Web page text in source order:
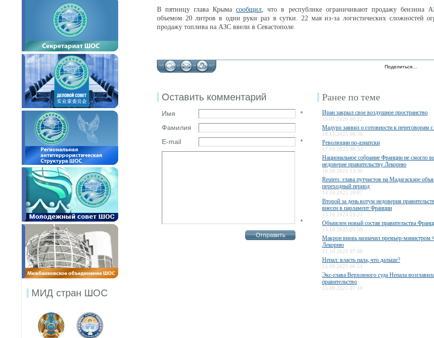
МИД стран ШОС
В пятницу глава Крымасообщил, что в республике ограничивают продажу бензина
объемом 20 литров в одни руки раз в сутки. 22 мая из-за логистических сложностей
продажу топлива на АЗС ввели в Севастополе.
Поделиться…
Оставить комментарий
Имя
*
Фамилия
E-mail
*
*
Ранее по теме
Иран закрыл свое воздушное пространство
15.01.2026 06:22
Мадуро заявил о готовности к переговорам
18.11.2025 06:36
Революции по-азиатски
17.10.2025 06:33
Национальное собрание Франции не смогло
недоверие правительству Лекорню
16.10.2025 13:30
Reuters: глава путчистов на Мадагаскаре
переходный период
14.10.2025 20:07
Второй за день вотум недоверия
внесен в парламент Франции
13.10.2025 19:22
Объявлен новый состав правительства
13.10.2025 05:50
Макрон вновь назначил премьер-министром
Лекорню
11.10.2025 07:48
Непал: власть пала, что дальше?
15.09.2025 06:51
Экс-глава Верховного суда Непала
правительство
13.09.2025 07:10